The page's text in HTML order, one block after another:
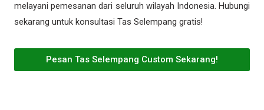
melayani pemesanan dari seluruh wilayah Indonesia. Hubungi
sekarang untuk konsultasi Tas Selempang gratis!
Pesan Tas Selempang Custom Sekarang!